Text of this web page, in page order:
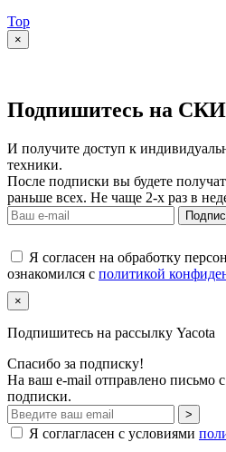
Top
×
Подпишитесь на
И получите доступ к
техники.
После подписки вы будете
раньше всех. Не чаще 2-х раз в
Я согласен на обработку
ознакомился с политикой
×
Подпишитесь на рассылку Yacota
Спасибо за подписку!
На ваш e-mail отправлено письмо
подписки.
>
Я соглагласен с условиями